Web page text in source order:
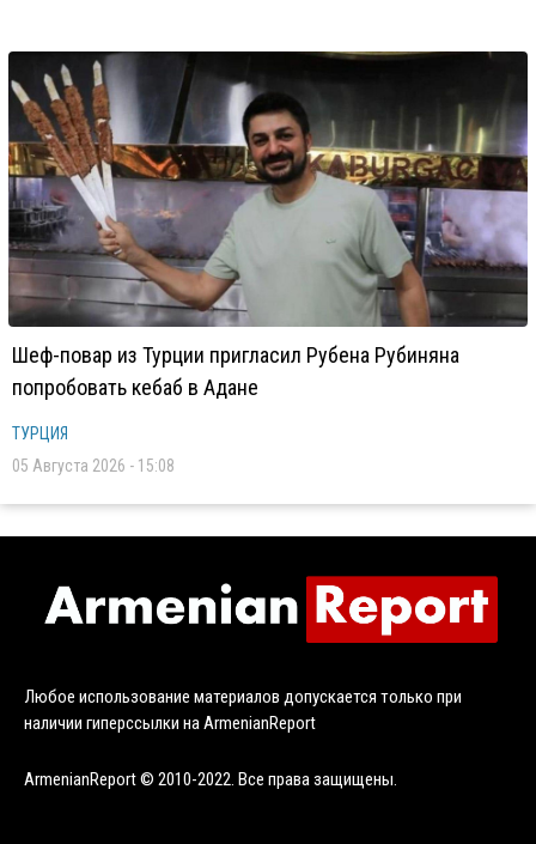
Шеф-повар из Турции пригласил Рубена Рубиняна
попробовать кебаб в Адане
ТУРЦИЯ
05 Августа 2026 - 15:08
Любое использование материалов допускается только при
наличии гиперссылки на ArmenianReport
ArmenianReport © 2010-2022. Все права защищены.